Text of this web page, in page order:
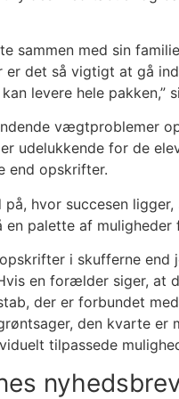
sammen med sin
er det så vigtigt at gå
levere hele pakken,”
vægtproblemer
udelukkende for de
end opskrifter.
hvor succesen
palette af
i skufferne
en forælder siger, at
der er forbundet
den kvarte
tilpassede